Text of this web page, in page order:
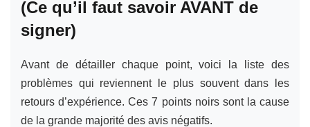
(Ce qu’il faut savoir AVANT de
signer)
Avant de détailler chaque point, voici la liste des
problèmes qui reviennent le plus souvent dans les
retours d’expérience. Ces 7 points noirs sont la cause
de la grande majorité des avis négatifs.